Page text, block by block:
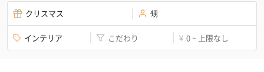
クリスマス 甥
インテリア こだわり ¥ 0 ~ 上限なし